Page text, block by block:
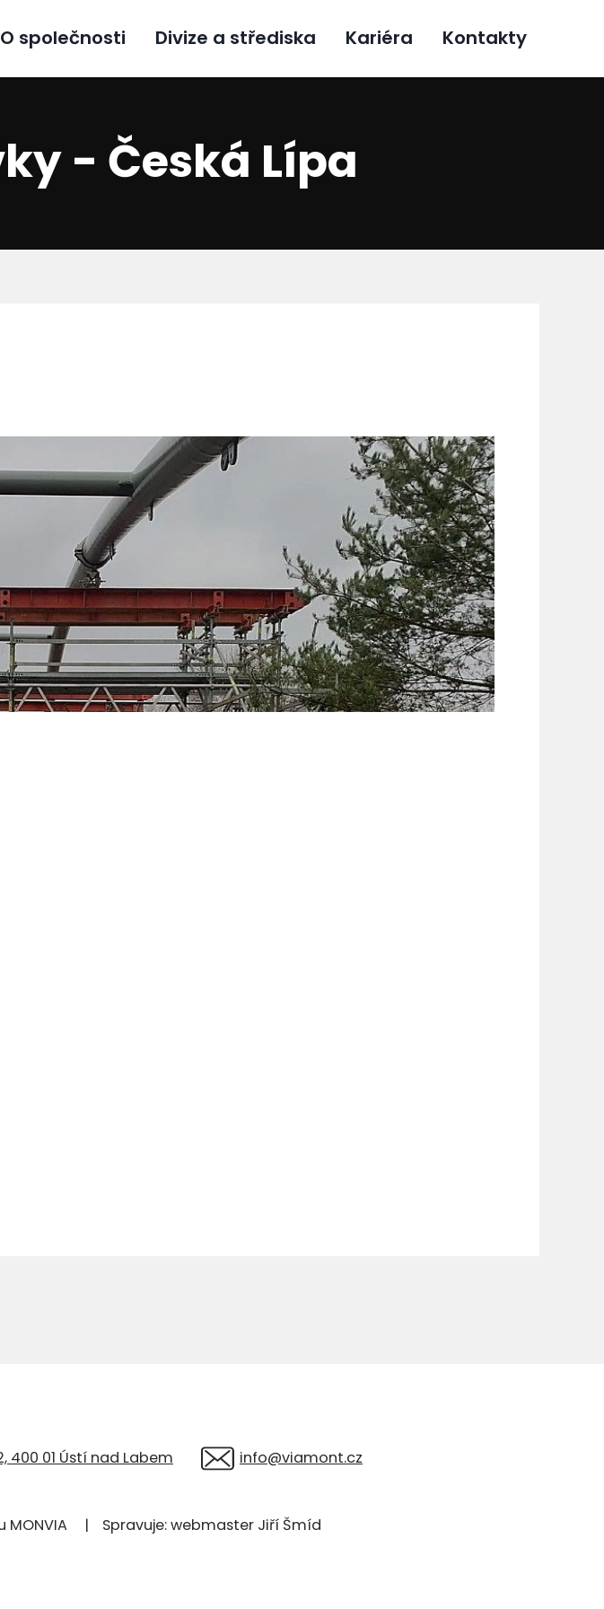
O společnosti Divize a střediska Kariéra Kontakty
- Česká Lípa
400 01 Ústí nad Labem info@viamont.cz
| Spravuje:webmaster Jiří Šmíd